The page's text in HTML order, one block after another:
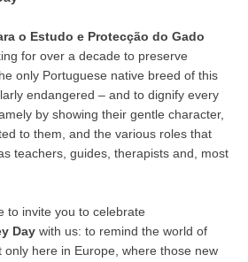
o Estudo e Protecção do Gado
for over a decade to preserve
only Portuguese native breed of this
endangered – and to dignify every
by showing their gentle character,
to them, and the various roles that
teachers, guides, therapists and, most
to invite you to celebrate
Day with us: to remind the world of
here in Europe, where those new